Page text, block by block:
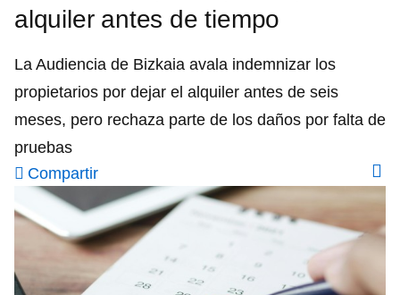
alquiler antes de tiempo
La Audiencia de Bizkaia avala indemnizar los
propietarios por dejar el alquiler antes de seis
meses, pero rechaza parte de los daños por falta de
pruebas
Compartir